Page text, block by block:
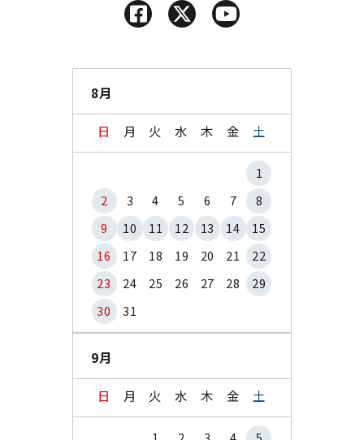
8月
日 月 火 水 木 金 土
1
2
3 4 5 6 7
8
9
10 11 12 13 14
15
16
17 18 19 20 21
22
23
24 25 26 27 28
29
30
31
9月
日 月 火 水 木 金 土